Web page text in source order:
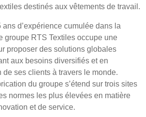
destinés aux vêtements de travail.
ans d’expérience cumulée dans la
groupe RTS Textiles occupe une
proposer des solutions globales
aux besoins diversifiés et en
de ses clients à travers le monde.
du groupe s’étend sur trois sites
normes les plus élevées en matière
et de service.